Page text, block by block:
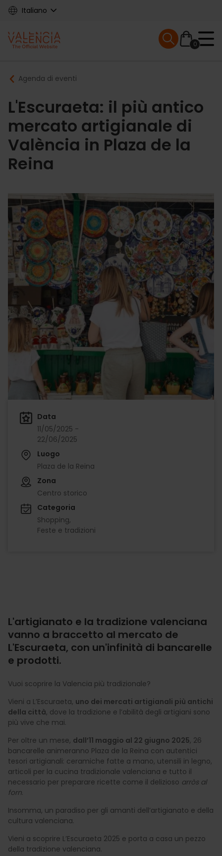
Skip
content
Italiano
Main
navigation
0
Mobile menu
Breadcrumb
Agenda di eventi
L'Escuraeta: il più antico
mercato artigianale di
València in Plaza de la
Reina
Data
11/05/2025 -
22/06/2025
Luogo
Plaza de la Reina
Zona
Centro storico
Categoria
Shopping
Feste e tradizioni
L'artigianato e la tradizione valenciana
vanno a braccetto al mercato de
L'Escuraeta, con un'infinità di bancarelle
e prodotti.
Vuoi scoprire la Valencia più tradizionale?
Vieni a L’Escuraeta, uno dei mercati artigianali più antichi
della città, dove la tradizione e l’abilità degli artigiani sono
più vive che mai.
Per oltre un mese, dall’11 maggio al 22 giugno 2025, 26
bancarelle animeranno Plaza de la Reina con autentici
tesori artigianali: ceramiche fatte a mano, utensili in legno,
articoli per la cucina tradizionale valenciana e tutto il
necessario per preparare ricette come il delizioso arròs al
forn.
Insomma, un paradiso per gli amanti dell’artigianato e della
cultura valenciana.
Vieni a scoprire L’Escuraeta 2025 e porta a casa un pezzo
della tradizione valenciana.